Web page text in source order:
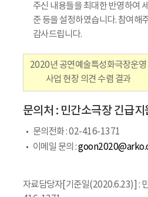
주신 내용들을 최대한 반영하여
준 등을 설정하였습니다. 참여해
감사드립니다.
2020년 공연예술특성화극장운영
사업 현장 의견 수렴 결과
문의처 : 민간소극장 긴급
문의전화 : 02-416-1371
이메일 문의 :
자료담당자[기준일(2020.6.23)] :